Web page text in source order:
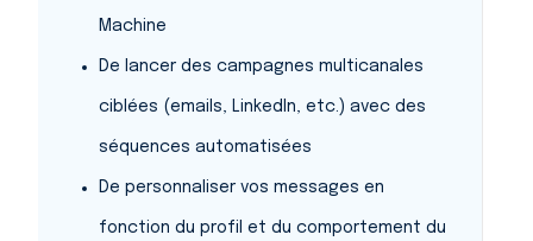
Machine
De lancer des campagnes multicanales
ciblées (emails, LinkedIn, etc.) avec des
séquences automatisées
De personnaliser vos messages en
fonction du profil et du comportement du